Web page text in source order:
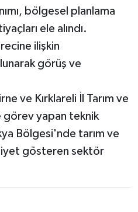
bölgesel planlama
ele alındı.
ilişkin
görüş ve
ve Kırklareli İl Tarım ve
görev yapan teknik
Bölgesi'nde tarım ve
gösteren sektör